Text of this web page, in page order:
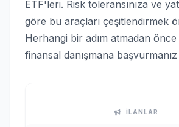
ETF'leri. Risk toleransınıza ve
göre bu araçları çeşitlendirmek
Herhangi bir adım atmadan önce
finansal danışmana
İLANLAR